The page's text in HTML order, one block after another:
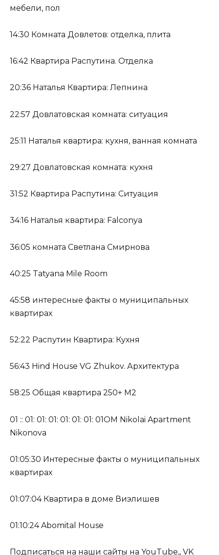
мебели, пол
14:30 Комната Довлетов: отделка, плита
16:42 Квартира Распутина. Отделка
20:36 Наталья Квартира: Лепнина
22:57 Довлатовская комната: ситуация
25:11 Наталья квартира: кухня, ванная комната
29:27 Довлатовская комната: кухня
31:52 Квартира Распутина: Ситуация
34:16 Наталья квартира: Falconya
36:05 комната Светлана Смирнова
40:25 Tatyana Mile Room
45:58 интересные факты о муниципальных
квартирах
52:22 Распутин Квартира: Кухня
56:43 Hind House VG Zhukov. Архитектура
58:25 Общая квартира 250+ M2
01 :: 01: 01: 01: 01: 01: 01: 01OM Nikolai Apartment
Nikonova
01:05:30 Интересные факты о муниципальных
квартирах
01:07:04 Квартира в доме Виэлишев
01:10:24 Abomital House
Подписаться на наши сайты на YouTube,, VK